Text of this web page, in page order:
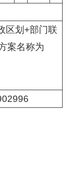
区划+部门联
案名称为